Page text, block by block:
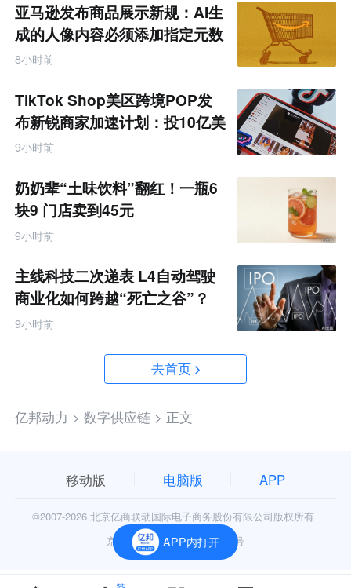
亚马逊发布商品展示新规：AI生
成的人像内容必须添加指定元数
据
8小时前
TikTok Shop美区跨境POP发
布新锐商家加速计划：投10亿美
金资源帮扶四类商家
9小时前
奶奶辈“土味饮料”翻红！一瓶6
块9 门店卖到45元
9小时前
主线科技二次递表 L4自动驾驶
商业化如何跨越“死亡之谷”？
9小时前
去首页
亿邦动力 > 数字供应链 > 正文
APP内打开
移动版 电脑版 APP
©2007-2026 北京亿商联动国际电子商务股份有限公司版权所有
京公网安备11010602006906号